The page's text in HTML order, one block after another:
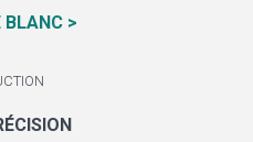
BLANC >